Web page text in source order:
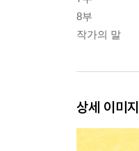
8부
작가의 말
상세 이미지